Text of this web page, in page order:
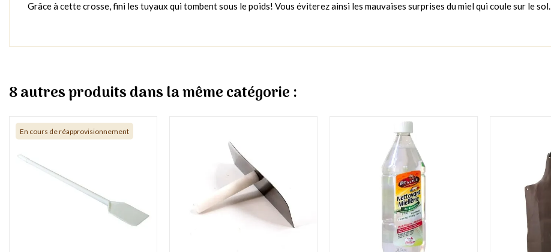
Grâce à cette crosse, fini les tuyaux qui tombent sous le poids! Vous éviterez ainsi les mauvaises surprises du miel qui coule sur le sol.
8 autres produits dans la même catégorie :
En cours de réapprovisionnement